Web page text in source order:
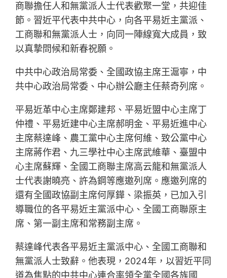
商聯擔任人和無黨派人士代表歡聚一堂，共迎佳
節。習近平代表中共中心，向各平易近主黨派、
工商聯和無黨派人士，向同一陣線寬大成員，致
以真摯問候和新春祝願。
中共中心政治局常委、全國政協主席王滬寧，中
共中心政治局常委、中心辦公廳主任蔡奇列席。
平易近革中心主席鄭建邦、平易近盟中心主席丁
仲禮、平易近建中心主席郝明金、平易近進中心
主席蔡達峰、農工黨中心主席何維、致公黨中心
主席蔣作君、九三學社中心主席武維華、臺盟中
心主席蘇輝、全國工商聯主席高云龍和無黨派人
士代表謝曉亮、許為鋼等應邀列席。應邀列席的
還有全國政協副主席何厚鏵、梁振英，已加入引
導職位的各平易近主黨派中心、全國工商聯原主
席、第一副主席和常務副主席。
蔡達峰代表各平易近主黨派中心、全國工商聯和
無黨派人士致辭。他表現，2024年，以習近平同
道為焦點的中共中心連合率領全黨全國各族國